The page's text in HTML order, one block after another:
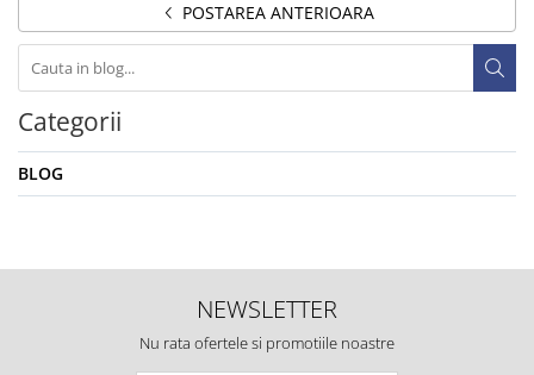
POSTAREA ANTERIOARA
Categorii
BLOG
NEWSLETTER
Nu rata ofertele si promotiile noastre